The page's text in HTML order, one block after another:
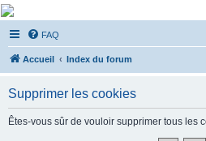
De Musicae Militari -
Forums
Forums de discussions
FAQ
Accueil Index du forum
Supprimer les cookies
Êtes-vous sûr de vouloir supprimer tous les